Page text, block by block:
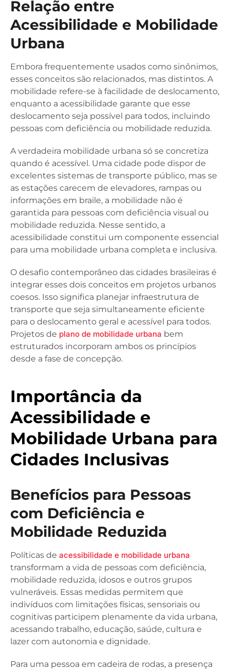
Relação entre
Acessibilidade e Mobilidade
Urbana
Embora frequentemente usados como sinônimos,
esses conceitos são relacionados, mas distintos. A
mobilidade refere-se à facilidade de deslocamento,
enquanto a acessibilidade garante que esse
deslocamento seja possível para todos, incluindo
pessoas com deficiência ou mobilidade reduzida.
A verdadeira mobilidade urbana só se concretiza
quando é acessível. Uma cidade pode dispor de
excelentes sistemas de transporte público, mas se
as estações carecem de elevadores, rampas ou
informações em braile, a mobilidade não é
garantida para pessoas com deficiência visual ou
mobilidade reduzida. Nesse sentido, a
acessibilidade constitui um componente essencial
para uma mobilidade urbana completa e inclusiva.
O desafio contemporâneo das cidades brasileiras é
integrar esses dois conceitos em projetos urbanos
coesos. Isso significa planejar infraestrutura de
transporte que seja simultaneamente eficiente
para o deslocamento geral e acessível para todos.
Projetos de plano de mobilidade urbana bem
estruturados incorporam ambos os princípios
desde a fase de concepção.
Importância da
Acessibilidade e
Mobilidade Urbana para
Cidades Inclusivas
Benefícios para Pessoas
com Deficiência e
Mobilidade Reduzida
Políticas de acessibilidade e mobilidade urbana
transformam a vida de pessoas com deficiência,
mobilidade reduzida, idosos e outros grupos
vulneráveis. Essas medidas permitem que
indivíduos com limitações físicas, sensoriais ou
cognitivas participem plenamente da vida urbana,
acessando trabalho, educação, saúde, cultura e
lazer com autonomia e dignidade.
Para uma pessoa em cadeira de rodas, a presença